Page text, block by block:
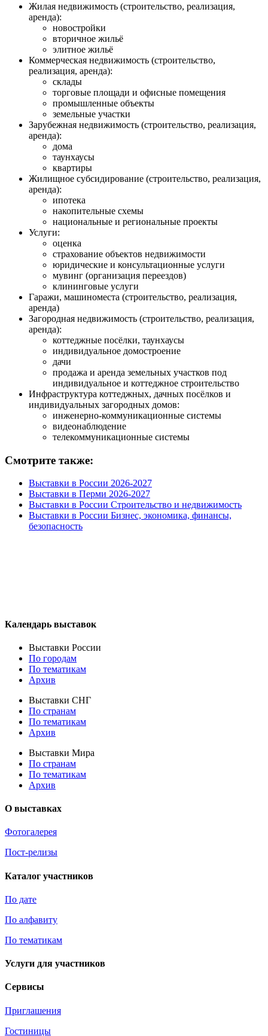
Жилая недвижимость (строительство, реализация,
аренда):
новостройки
вторичное жильё
элитное жильё
Коммерческая недвижимость (строительство,
реализация, аренда):
склады
торговые площади и офисные помещения
промышленные объекты
земельные участки
Зарубежная недвижимость (строительство, реализация,
аренда):
дома
таунхаусы
квартиры
Жилищное субсидирование (строительство, реализация,
аренда):
ипотека
накопительные схемы
национальные и региональные проекты
Услуги:
оценка
страхование объектов недвижимости
юридические и консультационные услуги
мувинг (организация переездов)
клининговые услуги
Гаражи, машиноместа (строительство, реализация,
аренда)
Загородная недвижимость (строительство, реализация,
аренда):
коттеджные посёлки, таунхаусы
индивидуальное домостроение
дачи
продажа и аренда земельных участков под
индивидуальное и коттеджное строительство
Инфраструктура коттеджных, дачных посёлков и
индивидуальных загородных домов:
инженерно-коммуникационные системы
видеонаблюдение
телекоммуникационные системы
Смотрите также:
Выставки в России 2026-2027
Выставки в Перми 2026-2027
Выставки в России Строительство и недвижимость
Выставки в России Бизнес, экономика, финансы,
безопасность
Календарь выставок
Выставки России
По городам
По тематикам
Архив
Выставки СНГ
По странам
По тематикам
Архив
Выставки Мира
По странам
По тематикам
Архив
О выставках
Фотогалерея
Пост-релизы
Каталог участников
По дате
По алфавиту
По тематикам
Услуги для участников
Сервисы
Приглашения
Гостиницы